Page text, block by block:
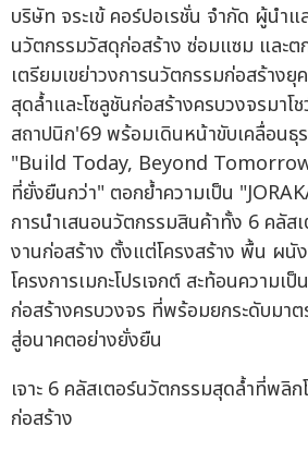
บริษัท จระเข้ คอร์ปอเรชั่น จำกัด ผู้นำ
นวัตกรรมวัสดุก่อสร้าง ซ่อมแซม และ
เตรียมเขย่าวงการนวัตกรรมก่อสร้าง
สุดล้ำและโซลูชันก่อสร้างครบวงจรมาโช
สถาปนิก'69 พร้อมเดินหน้าขับเคลื่อน
"Build Today, Beyond
ที่ยั่งยืนกว่า" ตอกย้ำความเป็น
การนำเสนอนวัตกรรมสินค้าทั้ง 6 คลัส
งานก่อสร้าง ตั้งแต่โครงสร้าง พื้น ผนั
โครงการเมกะโปรเจกต์ สะท้อนความเ
ก่อสร้างครบวงจร ที่พร้อมยกระดับมา
สู่อนาคตอย่างยั่งยืน
เจาะ 6 คลัสเตอร์นวัตกรรมสุดล้ำที่พลิ
ก่อสร้าง